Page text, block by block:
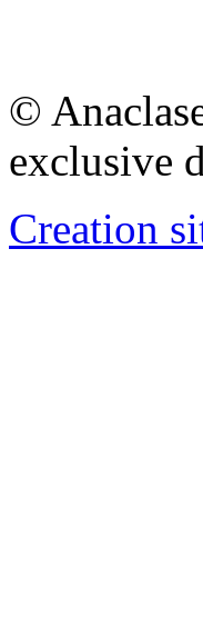
©
exclusive
Creation